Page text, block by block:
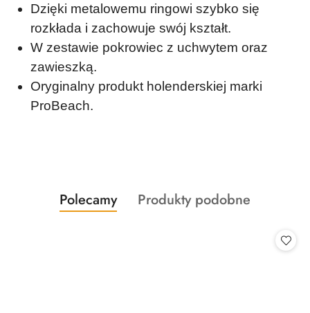
Dzięki metalowemu ringowi szybko się
rozkłada i zachowuje swój kształt.
W zestawie pokrowiec z uchwytem oraz
zawieszką.
Oryginalny produkt holenderskiej marki
ProBeach.
Pomiń karuzelę produktów
Produkty
o
Polecamy
Produkty
Produkty podobne